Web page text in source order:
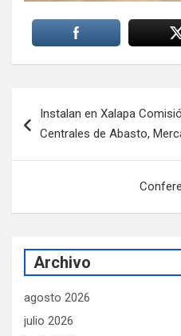
de
Instalan en Xalapa
Centrales de Abasto,
Archivo
agosto 2026
julio 2026